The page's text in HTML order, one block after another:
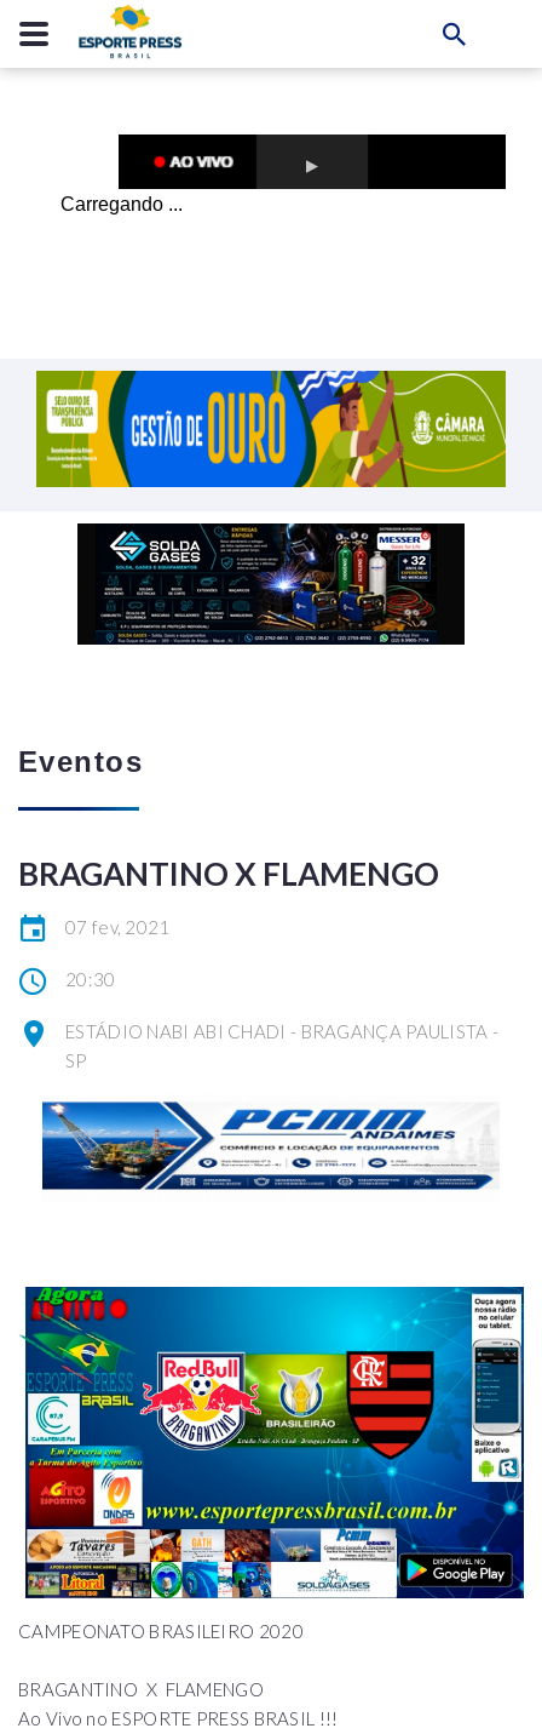
Eventos
BRAGANTINO X FLAMENGO
07 fev, 2021
20:30
ESTÁDIO NABI ABI CHADI - BRAGANÇA PAULISTA -
SP
CAMPEONATO BRASILEIRO 2020
BRAGANTINO X FLAMENGO
Ao Vivo no ESPORTE PRESS BRASIL !!!